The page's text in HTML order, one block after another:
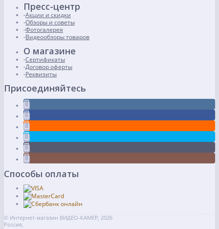
Пресс-центр
Акции и скидки
Обзоры и советы
Фотогалерея
Видеообзоры товаров
О магазине
Сертификаты
Договор оферты
Реквизиты
Присоединяйтесь
Способы оплаты
© Интернет-магазин ВИДЕО-КАМЕР, 2026
Россия,